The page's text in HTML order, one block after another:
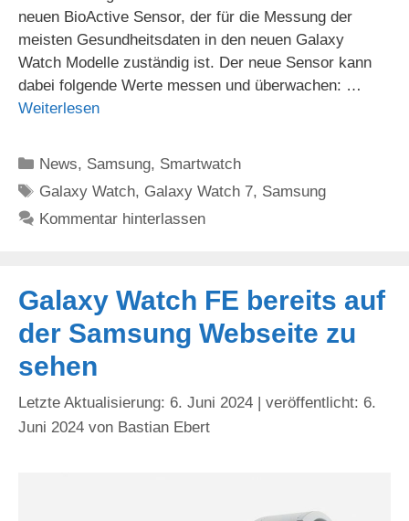
neuen BioActive Sensor, der für die Messung der
meisten Gesundheitsdaten in den neuen Galaxy
Watch Modelle zuständig ist. Der neue Sensor kann
dabei folgende Werte messen und überwachen: …
Weiterlesen
Kategorien
News, Samsung, Smartwatch
Schlagwörter
Galaxy Watch, Galaxy Watch 7, Samsung
Kommentar hinterlassen
Galaxy Watch FE bereits auf
der Samsung Webseite zu
sehen
6. Juni 2024
6.
Juni 2024 von Bastian Ebert